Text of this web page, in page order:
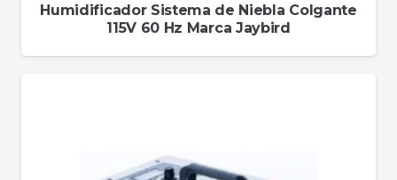
Humidificador Sistema de Niebla Colgante
115V 60 Hz Marca Jaybird